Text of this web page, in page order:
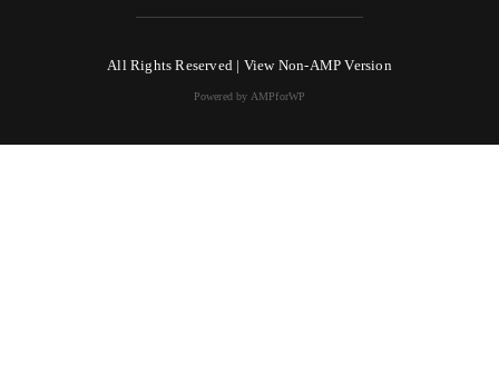
All Rights Reserved | View Non-AMP Version
Powered by AMPforWP